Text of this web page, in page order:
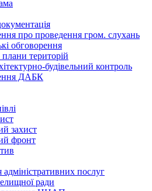
про проведення гром. слухань
обговорення
плани територій
будівельний контроль
ДАБК
захист
фронт
послуг
ради